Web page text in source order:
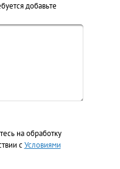
добавьте
на обработку
сУсловиями